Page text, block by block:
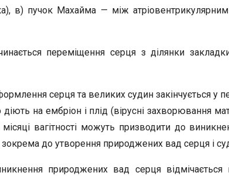
в) пучок Махайма — між
переміщення серця з ділянки
серця та великих судин закінчується у
на ембріон і плід (вірусні захворювання
вагітності можуть призводити до
до утворення природжених вад серця і
природжених вад серця відмічається